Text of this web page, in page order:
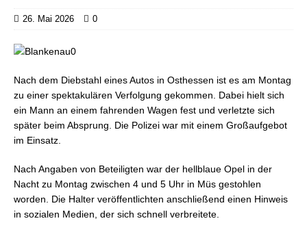
26. Mai 2026 0
Nach dem Diebstahl eines Autos in Osthessen ist es am Montag
zu einer spektakulären Verfolgung gekommen. Dabei hielt sich
ein Mann an einem fahrenden Wagen fest und verletzte sich
später beim Absprung. Die Polizei war mit einem Großaufgebot
im Einsatz.
Nach Angaben von Beteiligten war der hellblaue Opel in der
Nacht zu Montag zwischen 4 und 5 Uhr in Müs gestohlen
worden. Die Halter veröffentlichten anschließend einen Hinweis
in sozialen Medien, der sich schnell verbreitete.